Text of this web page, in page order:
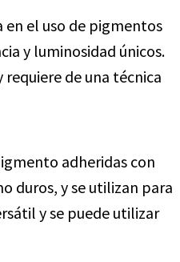
en el uso de pigmentos
y luminosidad únicos.
de una técnica
adheridas con
duros, y se utilizan para
y se puede utilizar